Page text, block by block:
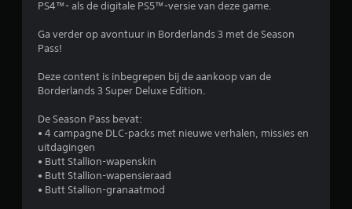
i
PS4™- als de digitale PS5™-versie van deze game.
Ga verder op avontuur in Borderlands 3 met de Season
Pass!
Deze content is inbegrepen bij de aankoop van de
Borderlands 3 Super Deluxe Edition.
De Season Pass bevat:
• 4 campagne DLC-packs met nieuwe verhalen, missies en
uitdagingen
• Butt Stallion-wapenskin
• Butt Stallion-wapensieraad
• Butt Stallion-granaatmod